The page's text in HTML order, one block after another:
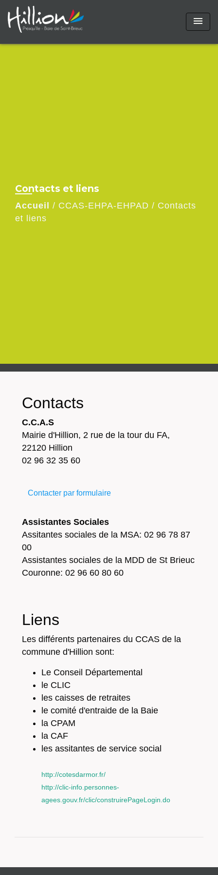
menu
Contacts et liens
Accueil / CCAS-EHPA-EHPAD / Contacts
et liens
Contacts
C.C.A.S
Mairie d'Hillion, 2 rue de la tour du FA,
22120 Hillion
02 96 32 35 60
Contacter par formulaire
Assistantes Sociales
Assitantes sociales de la MSA: 02 96 78 87
00
Assistantes sociales de la MDD de St Brieuc
Couronne: 02 96 60 80 60
Liens
Les différents partenaires du CCAS de la
commune d'Hillion sont:
Le Conseil Départemental
le CLIC
les caisses de retraites
le comité d'entraide de la Baie
la CPAM
la CAF
les assitantes de service social
http://cotesdarmor.fr/
http://clic-info.personnes-
agees.gouv.fr/clic/construirePageLogin.do